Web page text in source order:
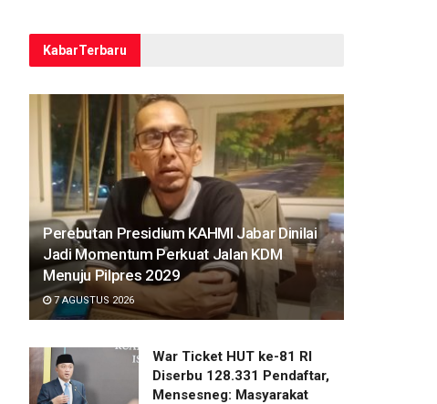
KabarTerbaru
Perebutan Presidium KAHMI Jabar Dinilai
Jadi Momentum Perkuat Jalan KDM
Menuju Pilpres 2029
7 AGUSTUS 2026
War Ticket HUT ke-81 RI
Diserbu 128.331 Pendaftar,
Mensesneg: Masyarakat